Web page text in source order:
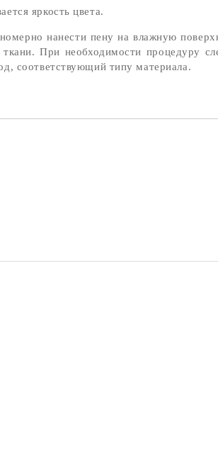
яркость цвета.
нанести пену на влажную
При необходимости процедуру
соответствующий типу материала.